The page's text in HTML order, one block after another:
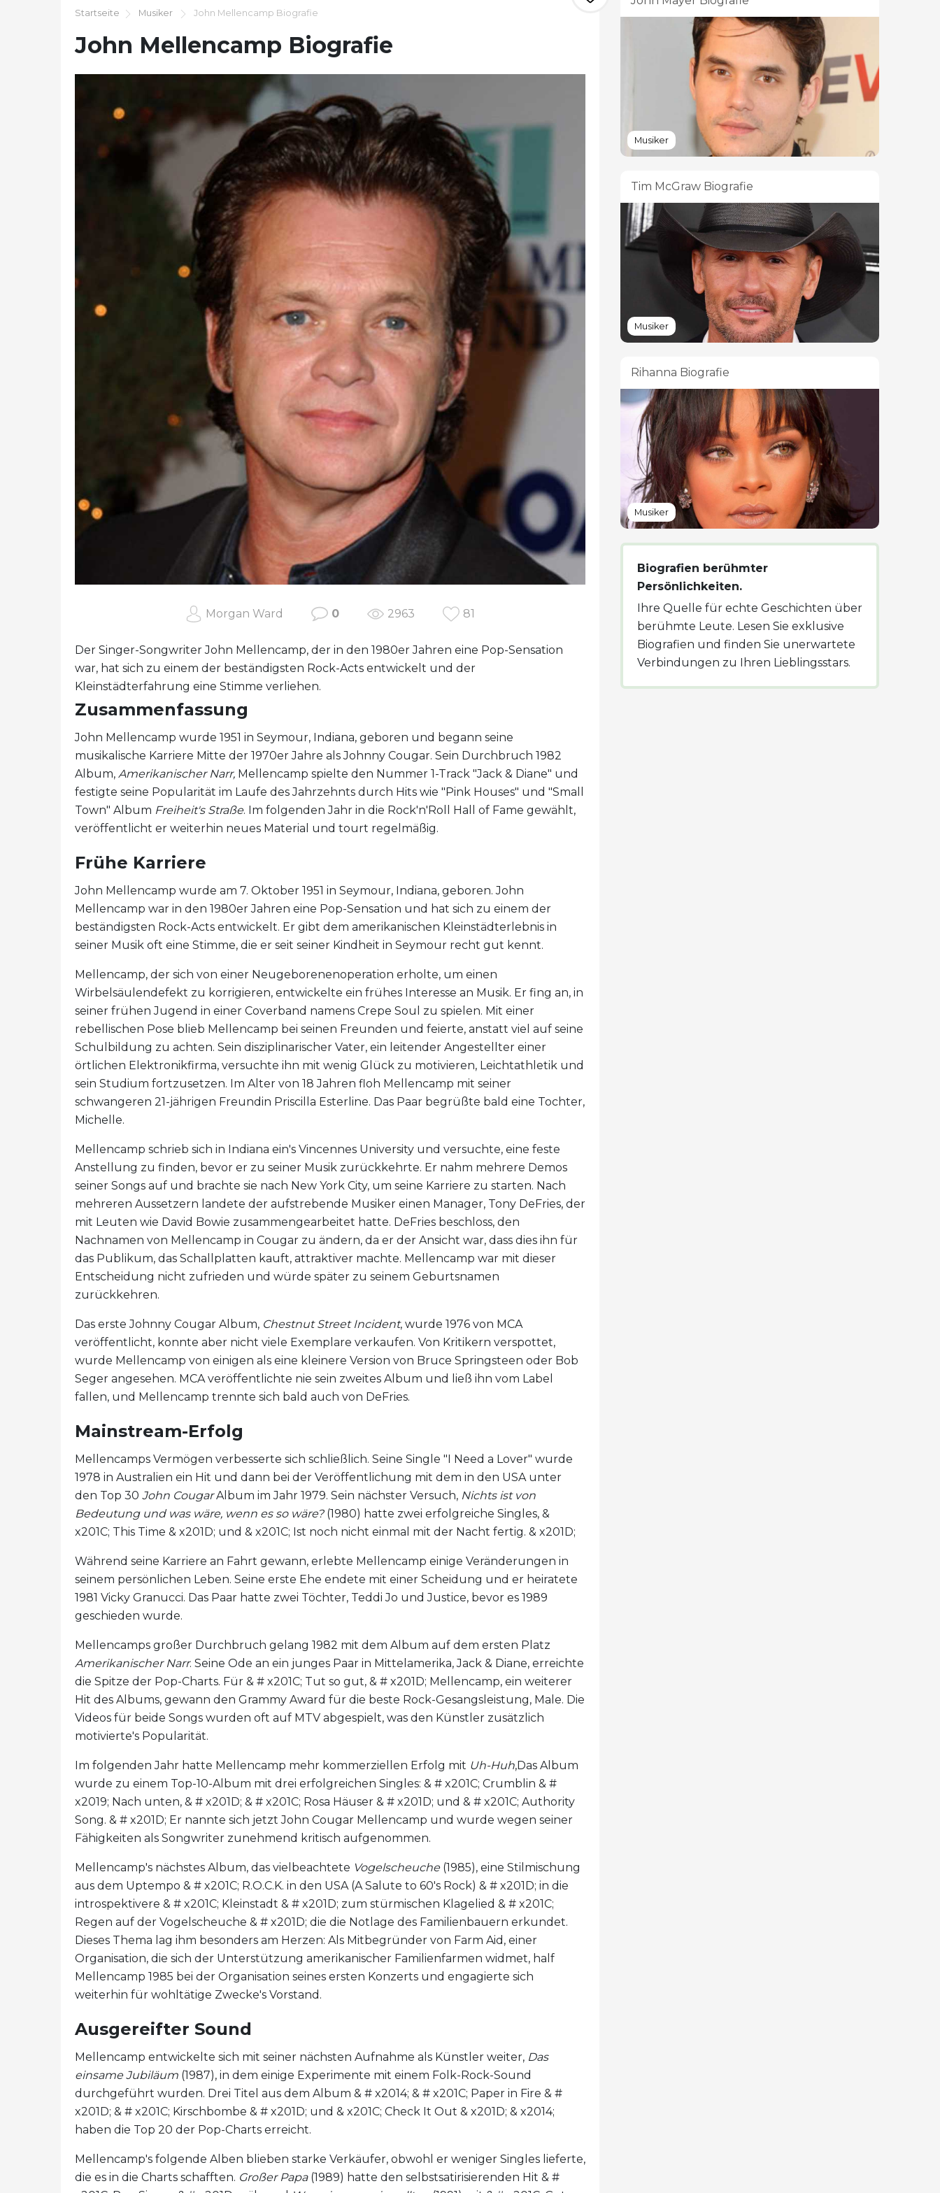
Startseite Musiker John Mellencamp Biografie
John Mellencamp Biografie
Morgan Ward 0 2963 81
Der Singer-Songwriter John Mellencamp, der in den 1980er Jahren eine Pop-Sensation
war, hat sich zu einem der beständigsten Rock-Acts entwickelt und der
Kleinstädterfahrung eine Stimme verliehen.
Zusammenfassung
John Mellencamp wurde 1951 in Seymour, Indiana, geboren und begann seine
musikalische Karriere Mitte der 1970er Jahre als Johnny Cougar. Sein Durchbruch 1982
Album, Amerikanischer Narr, Mellencamp spielte den Nummer 1-Track "Jack & Diane" und
festigte seine Popularität im Laufe des Jahrzehnts durch Hits wie "Pink Houses" und "Small
Town" Album Freiheit's Straße. Im folgenden Jahr in die Rock'n'Roll Hall of Fame gewählt,
veröffentlicht er weiterhin neues Material und tourt regelmäßig.
Frühe Karriere
John Mellencamp wurde am 7. Oktober 1951 in Seymour, Indiana, geboren. John
Mellencamp war in den 1980er Jahren eine Pop-Sensation und hat sich zu einem der
beständigsten Rock-Acts entwickelt. Er gibt dem amerikanischen Kleinstädterlebnis in
seiner Musik oft eine Stimme, die er seit seiner Kindheit in Seymour recht gut kennt.
Mellencamp, der sich von einer Neugeborenenoperation erholte, um einen
Wirbelsäulendefekt zu korrigieren, entwickelte ein frühes Interesse an Musik. Er fing an, in
seiner frühen Jugend in einer Coverband namens Crepe Soul zu spielen. Mit einer
rebellischen Pose blieb Mellencamp bei seinen Freunden und feierte, anstatt viel auf seine
Schulbildung zu achten. Sein disziplinarischer Vater, ein leitender Angestellter einer
örtlichen Elektronikfirma, versuchte ihn mit wenig Glück zu motivieren, Leichtathletik und
sein Studium fortzusetzen. Im Alter von 18 Jahren floh Mellencamp mit seiner
schwangeren 21-jährigen Freundin Priscilla Esterline. Das Paar begrüßte bald eine Tochter,
Michelle.
Mellencamp schrieb sich in Indiana ein's Vincennes University und versuchte, eine feste
Anstellung zu finden, bevor er zu seiner Musik zurückkehrte. Er nahm mehrere Demos
seiner Songs auf und brachte sie nach New York City, um seine Karriere zu starten. Nach
mehreren Aussetzern landete der aufstrebende Musiker einen Manager, Tony DeFries, der
mit Leuten wie David Bowie zusammengearbeitet hatte. DeFries beschloss, den
Nachnamen von Mellencamp in Cougar zu ändern, da er der Ansicht war, dass dies ihn für
das Publikum, das Schallplatten kauft, attraktiver machte. Mellencamp war mit dieser
Entscheidung nicht zufrieden und würde später zu seinem Geburtsnamen
zurückkehren.
Das erste Johnny Cougar Album, Chestnut Street Incident, wurde 1976 von MCA
veröffentlicht, konnte aber nicht viele Exemplare verkaufen. Von Kritikern verspottet,
wurde Mellencamp von einigen als eine kleinere Version von Bruce Springsteen oder Bob
Seger angesehen. MCA veröffentlichte nie sein zweites Album und ließ ihn vom Label
fallen, und Mellencamp trennte sich bald auch von DeFries.
Mainstream-Erfolg
Mellencamps Vermögen verbesserte sich schließlich. Seine Single "I Need a Lover" wurde
1978 in Australien ein Hit und dann bei der Veröffentlichung mit dem in den USA unter
den Top 30 John CougarAlbum im Jahr 1979. Sein nächster Versuch, Nichts ist von
Bedeutung und was wäre, wenn es so wäre?(1980) hatte zwei erfolgreiche Singles, &
x201C; This Time & x201D; und & x201C; Ist noch nicht einmal mit der Nacht fertig. & x201D;
Während seine Karriere an Fahrt gewann, erlebte Mellencamp einige Veränderungen in
seinem persönlichen Leben. Seine erste Ehe endete mit einer Scheidung und er heiratete
1981 Vicky Granucci. Das Paar hatte zwei Töchter, Teddi Jo und Justice, bevor es 1989
geschieden wurde.
Mellencamps großer Durchbruch gelang 1982 mit dem Album auf dem ersten Platz
Amerikanischer Narr. Seine Ode an ein junges Paar in Mittelamerika, Jack & Diane, erreichte
die Spitze der Pop-Charts. Für & # x201C; Tut so gut, & # x201D; Mellencamp, ein weiterer
Hit des Albums, gewann den Grammy Award für die beste Rock-Gesangsleistung, Male. Die
Videos für beide Songs wurden oft auf MTV abgespielt, was den Künstler zusätzlich
motivierte's Popularität.
Im folgenden Jahr hatte Mellencamp mehr kommerziellen Erfolg mit Uh-Huh,Das Album
wurde zu einem Top-10-Album mit drei erfolgreichen Singles: & # x201C; Crumblin & #
x2019; Nach unten, & # x201D; & # x201C; Rosa Häuser & # x201D; und & # x201C; Authority
Song. & # x201D; Er nannte sich jetzt John Cougar Mellencamp und wurde wegen seiner
Fähigkeiten als Songwriter zunehmend kritisch aufgenommen.
Mellencamp's nächstes Album, das vielbeachtete Vogelscheuche (1985), eine Stilmischung
aus dem Uptempo & # x201C; R.O.C.K. in den USA (A Salute to 60's Rock) & # x201D; in die
introspektivere & # x201C; Kleinstadt & # x201D; zum stürmischen Klagelied & # x201C;
Regen auf der Vogelscheuche & # x201D; die die Notlage des Familienbauern erkundet.
Dieses Thema lag ihm besonders am Herzen: Als Mitbegründer von Farm Aid, einer
Organisation, die sich der Unterstützung amerikanischer Familienfarmen widmet, half
Mellencamp 1985 bei der Organisation seines ersten Konzerts und engagierte sich
weiterhin für wohltätige Zwecke's Vorstand.
Ausgereifter Sound
Mellencamp entwickelte sich mit seiner nächsten Aufnahme als Künstler weiter, Das
einsame Jubiläum (1987), in dem einige Experimente mit einem Folk-Rock-Sound
durchgeführt wurden. Drei Titel aus dem Album & # x2014; & # x201C; Paper in Fire & #
x201D; & # x201C; Kirschbombe & # x201D; und & x201C; Check It Out & x201D; & x2014;
haben die Top 20 der Pop-Charts erreicht.
Mellencamp's folgende Alben blieben starke Verkäufer, obwohl er weniger Singles lieferte,
die es in die Charts schafften. Großer Papa(1989) hatte den selbstsatirisierenden Hit & #
Musiker
Tim McGraw Biografie
Musiker
Rihanna Biografie
Musiker
Biografien berühmter
Persönlichkeiten.
Ihre Quelle für echte Geschichten über
berühmte Leute. Lesen Sie exklusive
Biografien und finden Sie unerwartete
Verbindungen zu Ihren Lieblingsstars.